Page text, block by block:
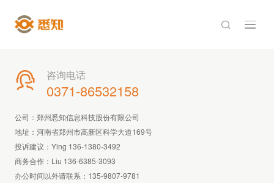

 咨询电话
0371-86532158
公司：郑州悉知信息科技股份有限公司
地址：河南省郑州市高新区科学大道169号
投诉建议：Ying 136-1380-3492
商务合作：Liu 136-6385-3093
办公时间以外请联系： 135-9807-9781